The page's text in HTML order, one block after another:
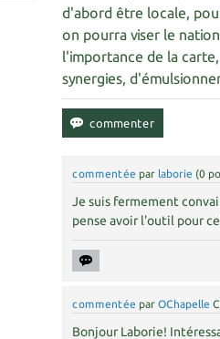
d'abord être locale,
on pourra viser le
l'importance de la
synergies,
commentée par laborie (0
Je suis fermement
pense avoir l'outil pour
commentée parOChapelle
Bonjour Laborie!